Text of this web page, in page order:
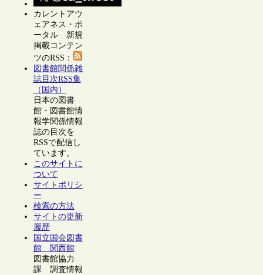
カレントアウ
ェアネス・ポ
ータル 新規
掲載コンテン
ツのRSS：
図書館関係雑
誌目次RSS集
（国内）
日本の図書
館・図書館情
報学関係情報
誌の目次を
RSSで配信し
ています。
このサイトに
ついて
サイトポリシ
ー
検索の方法
サイトの更新
履歴
国立国会図書
館 関西館
図書館協力
課 調査情報